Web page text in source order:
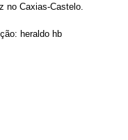
no Caxias-Castelo.
heraldo hb